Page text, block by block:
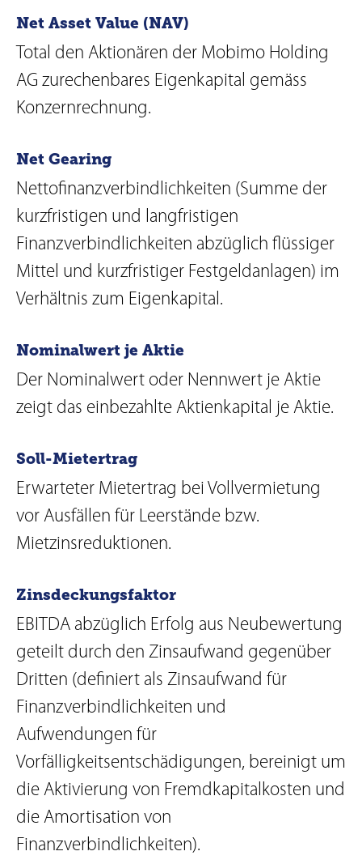
Net Asset Value (NAV)
Total den Aktionären der Mobimo Holding
AG zurechenbares Eigenkapital gemäss
Konzernrechnung.
Net Gearing
Nettofinanzverbindlichkeiten (Summe der
kurzfristigen und langfristigen
Finanzverbindlichkeiten abzüglich flüssiger
Mittel und kurzfristiger Festgeldanlagen) im
Verhältnis zum Eigenkapital.
Nominalwert je Aktie
Der Nominalwert oder Nennwert je Aktie
zeigt das einbezahlte Aktienkapital je Aktie.
Soll-Mietertrag
Erwarteter Mietertrag bei Vollvermietung
vor Ausfällen für Leerstände bzw.
Mietzinsreduktionen.
Zinsdeckungsfaktor
EBITDA abzüglich Erfolg aus Neubewertung
geteilt durch den Zinsaufwand gegenüber
Dritten (definiert als Zinsaufwand für
Finanzverbindlichkeiten und
Aufwendungen für
Vorfälligkeitsentschädigungen, bereinigt um
die Aktivierung von Fremdkapitalkosten und
die Amortisation von
Finanzverbindlichkeiten).